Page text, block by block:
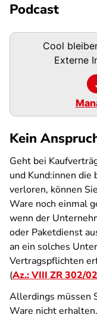
Podcast
Podigee-Cool
Externe
Kein
Geht bei
und Kund:innen
verloren, können
Ware noch einmal
wenn der
oder Paketdienst
an ein solches
Vertragspflichten
(Az.: VIII ZR 302/02
Allerdings müssen
Ware nicht